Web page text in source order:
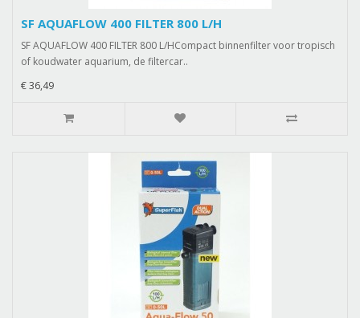
SF AQUAFLOW 400 FILTER 800 L/H
SF AQUAFLOW 400 FILTER 800 L/HCompact binnenfilter voor tropisch
of koudwater aquarium, de filtercar..
€ 36,49